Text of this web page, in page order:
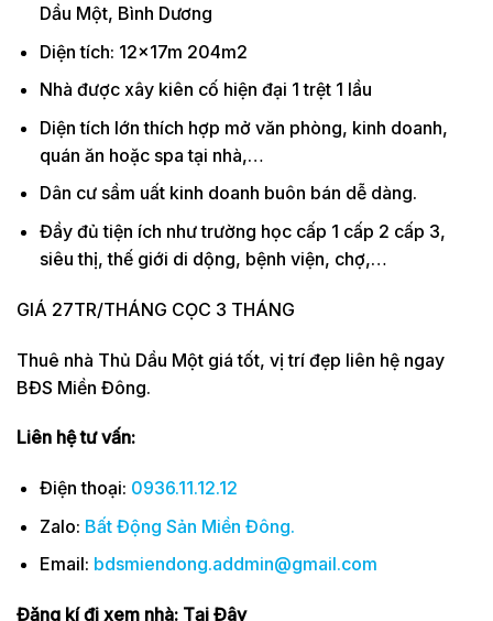
Dầu Một, Bình Dương
Diện tích: 12x17m 204m2
Nhà được xây kiên cố hiện đại 1 trệt 1 lầu
Diện tích lớn thích hợp mở văn phòng, kinh doanh,
quán ăn hoặc spa tại nhà,…
Dân cư sầm uất kinh doanh buôn bán dễ dàng.
Đầy đủ tiện ích như trường học cấp 1 cấp 2 cấp 3,
siêu thị, thế giới di dộng, bệnh viện, chợ,…
GIÁ 27TR/THÁNG CỌC 3 THÁNG
Thuê nhà Thủ Dầu Một giá tốt, vị trí đẹp liên hệ ngay
BĐS Miền Đông.
Liên hệ tư vấn:
Điện thoại: 0936.11.12.12
Zalo: Bất Động Sản Miền Đông.
Email: bdsmiendong.addmin@gmail.com
Đăng kí đi xem nhà: Tại Đây